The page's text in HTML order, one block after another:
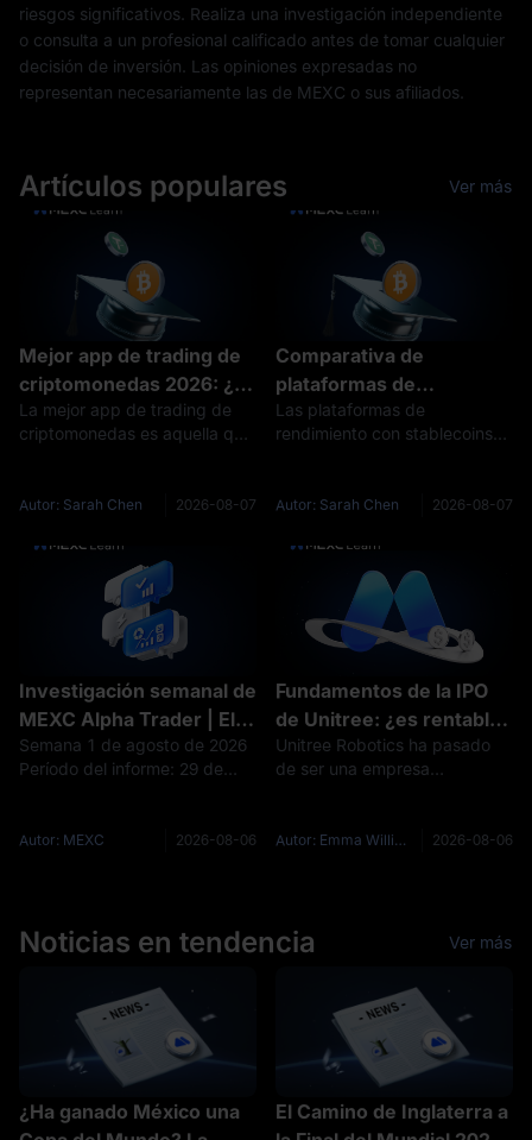
riesgos significativos. Realiza una investigación independiente
o consulta a un profesional calificado antes de tomar cualquier
decisión de inversión. Las opiniones expresadas no
representan necesariamente las de MEXC o sus afiliados.
Artículos populares Ver más
Mejor app de trading de
criptomonedas 2026: ¿la
suya le está cobrando 20
veces más sin que lo
La mejor app de trading de
criptomonedas es aquella que
teléfono, sin empujarle a una
flujo de órdenes más caro.
Autor: Sarah Chen 2026-08-07
Comparativa de
plataformas de
rendimiento con
stablecoins: ¿quién le
intereses?
Las plataformas de
rendimiento con stablecoins
vinculados al dólar que usted
financian esos intereses: la
demanda de préstamo,
Autor: Sarah Chen 2026-08-07
Investigación semanal de
MEXC Alpha Trader | El
temor a una subida de
tasas presiona el soporte
la semana de los datos
Semana 1 de agosto de 2026
Período del informe: 29 de
de 2026 Narrativa principal
Autor: MEXC 2026-08-06
Fundamentos de la IPO
de Unitree: ¿es rentable
Unitree? Ingresos,
ventas de robots,
Unitree Robotics ha pasado
de ser una empresa
rentable con ventas de robots
Autor: Emma Williams 2026-08-06
Noticias en tendencia Ver más
¿Ha ganado México una
El Camino de Inglaterra a